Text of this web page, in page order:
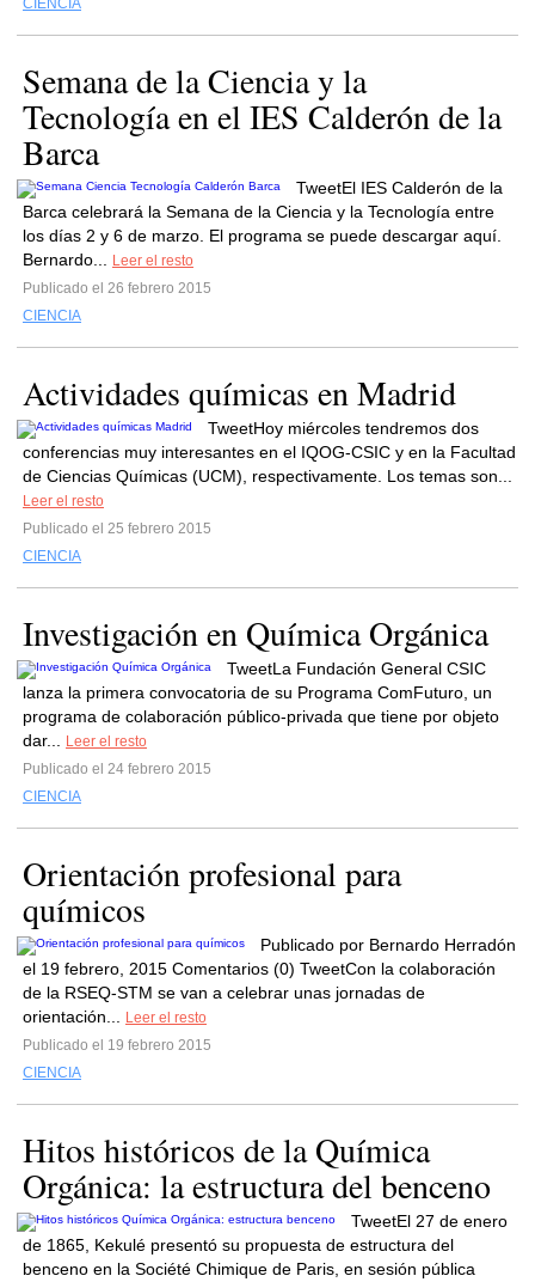
CIENCIA
Semana de la Ciencia y la
Tecnología en el IES Calderón de la
Barca
TweetEl IES Calderón de la
Barca celebrará la Semana de la Ciencia y la Tecnología entre
los días 2 y 6 de marzo. El programa se puede descargar aquí.
Bernardo...
Leer el resto
Publicado el 26 febrero 2015
CIENCIA
Actividades químicas en Madrid
TweetHoy miércoles tendremos dos
conferencias muy interesantes en el IQOG-CSIC y en la Facultad
de Ciencias Químicas (UCM), respectivamente. Los temas son...
Leer el resto
Publicado el 25 febrero 2015
CIENCIA
Investigación en Química Orgánica
TweetLa Fundación General CSIC
lanza la primera convocatoria de su Programa ComFuturo, un
programa de colaboración público-privada que tiene por objeto
dar...
Leer el resto
Publicado el 24 febrero 2015
CIENCIA
Orientación profesional para
químicos
Publicado por Bernardo Herradón
el 19 febrero, 2015 Comentarios (0) TweetCon la colaboración
de la RSEQ-STM se van a celebrar unas jornadas de
orientación...
Leer el resto
Publicado el 19 febrero 2015
CIENCIA
Hitos históricos de la Química
Orgánica: la estructura del benceno
TweetEl 27 de enero
de 1865, Kekulé presentó su propuesta de estructura del
benceno en la Société Chimique de Paris, en sesión pública